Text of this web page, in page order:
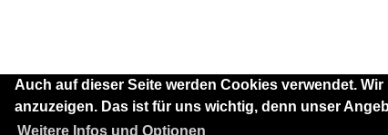
Auch auf dieser Seite werden Cookies verwendet.
anzuzeigen. Das ist für uns wichtig, denn unser
Weitere Infos und Optionen
Sie sind als Besucher